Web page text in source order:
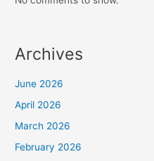
Archives
June 2026
April 2026
March 2026
February 2026